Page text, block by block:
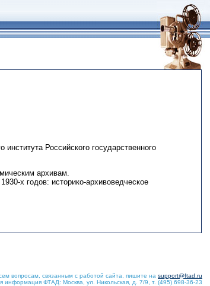
Российского государственного
архивам.
х годов: историко-архивоведческое
вопросам, связанным с работой сайта, пишите на support@ftad.ru
информация ФТАД: Москва, ул. Никольская, д. 7/9, т. (495) 698-36-23